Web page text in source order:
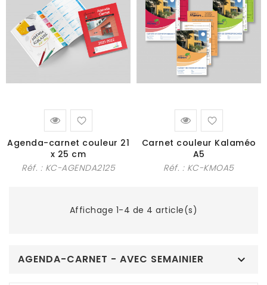
Agenda-carnet couleur 21
x 25 cm
Réf. : KC-AGENDA2125
Carnet couleur Kalaméo
A5
Réf. : KC-KMOA5
Affichage 1-4 de 4 article(s)
AGENDA-CARNET - AVEC SEMAINIER 